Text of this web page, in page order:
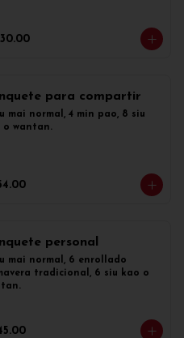
para compartir
mai normal, 4 min pao, 8 siu
o wantan.
personal
mai normal, 6 enrollado
tradicional, 6 siu kao o